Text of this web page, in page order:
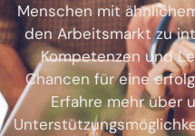
Menschen mit
den Arbeitsmarkt zu
Kompetenzen und
Chancen für eine
Erfahre mehr über